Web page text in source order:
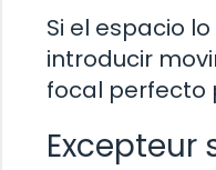
Si el espacio
introducir
focal perfecto